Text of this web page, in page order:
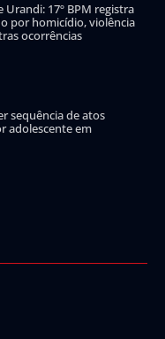
Urandi: 17º BPM registra
por homicídio, violência
ocorrências
sequência de atos
adolescente em